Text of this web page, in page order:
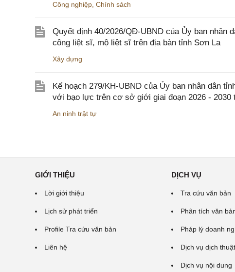
Công nghiệp Chính sách
Quyết định 40/2026/QĐ-UBND của Ủy ban nhân
công liệt sĩ, mộ liệt sĩ trên địa bàn tỉnh Sơn La
Xây dựng
Kế hoạch 279/KH-UBND của Ủy ban nhân dân
với bạo lực trên cơ sở giới giai đoạn 2026 - 2030
An ninh trật tự
GIỚI THIỆU
Lời giới thiệu
Lịch sử phát triển
Profile Tra cứu văn bản
Liên hệ
DỊCH VỤ
Tra cứu văn bản
Phân tích văn
Pháp lý doanh
Dịch vụ dịch thuật
Dịch vụ nội dung